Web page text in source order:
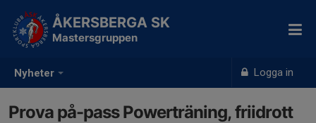
Nyheter Logga in
ÅKERSBERGA SK
Mastersgruppen
Prova på-pass Powerträning, friidrott